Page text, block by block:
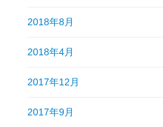
2018年8月
2018年4月
2017年12月
2017年9月